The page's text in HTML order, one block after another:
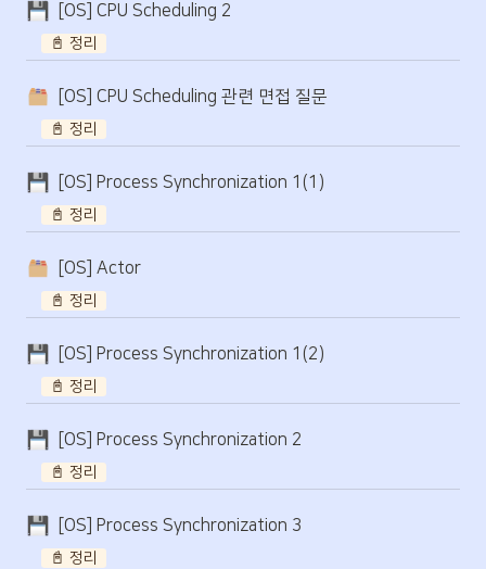
[OS] CPU Scheduling 2
📓 정리
[OS] CPU Scheduling 관련 면접 질문
📓 정리
[OS] Process Synchronization 1(1)
📓 정리
[OS] Actor
📓 정리
[OS] Process Synchronization 1(2)
📓 정리
[OS] Process Synchronization 2
📓 정리
[OS] Process Synchronization 3
📓 정리